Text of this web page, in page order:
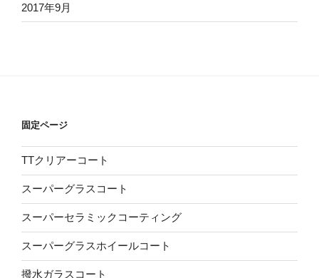
2017年9月
固定ページ
TTクリアーコート
スーパーグラスコート
スーパーセラミックコーティング
スーパーグラスホイールコート
撥水ガラスコート